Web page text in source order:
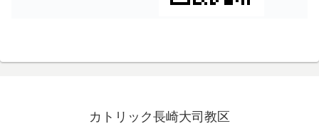
カトリック長崎大司教区